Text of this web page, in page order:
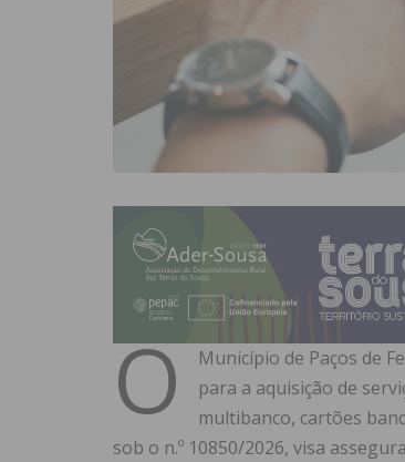
O
Município de Paços de
para a aquisição de
multibanco, cartões
sob o n.º 10850/2026, visa